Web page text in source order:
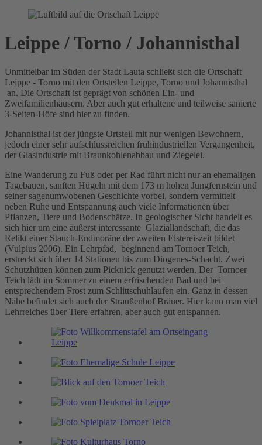
Leippe / Torno / Johannisthal
Unmittelbar im Süden der Stadt Lauta schließt sich die Ortschaft
Leippe - Torno mit den Ortsteilen Leippe, Torno und Johannisthal
an. Die Ortschaft ist geprägt von schönen Ein- und
Zweifamilienhäusern. Aber auch gut erhaltene und teilweise sanierte
3-Seiten-Höfe sind hier zu finden.
Johannisthal ist der jüngste Ortsteil mit nur wenigen Bewohnern,
jedoch einer sehr aufschlussreichen frühindustriellen Vergangenheit,
der Glasindustrie mit Braunkohlenabbau und Ziegelei.
Eine Wanderung zu Fuß oder per Rad führt nicht nur an ehemaligen
Tagebauen, sanften Hügeln mit dem 173 m hohen Jungfernstein und
seiner sagenumwobenen Geschichte vorbei, sondern vermittelt
neben Ruhe und Entspannung auch viele Informationen über
Pflanzen, Tiere und Bodenschätze. In geologischer Sicht handelt es
sich hier um eine äußerst interessante Glaziallandschaft, die das
Relikt einer Stauch-Endmoräne der zweiten Elstereiszeit bildet
(Vulpius 2006). Ein Lehrpfad, beginnend am Tornoer Teich,
erstreckt sich über 14 Stationen bis zum Diogenes-Schacht. Zwei
Schutzhütten können zum Picknick genutzt werden. Der Tornoer
Teich lädt im Sommer zu einem erfrischenden Bad und bei
entsprechendem Frost zum Schlittschuhlaufen ein. Ganz in dessen
Nähe befindet sich auch der Straußenhof Bräuer. Hier kann man viel
Lehrreiches über Tiere erfahren, aber auch gut entspannen.